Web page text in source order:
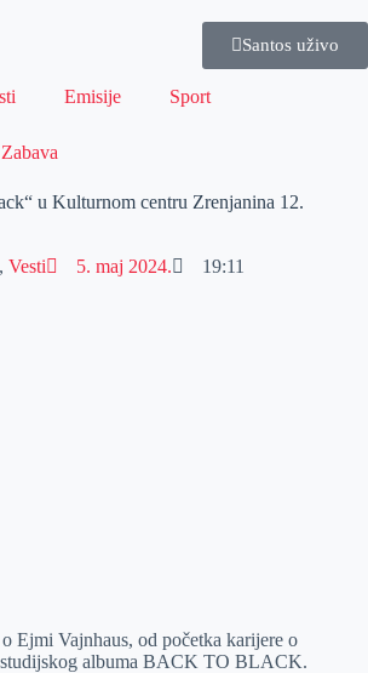
Santos uživo
Emisije Sport
Zabava
u Kulturnom centru Zrenjanina 12.
, Vesti 5. maj 2024. 19:11
Ejmi Vajnhaus, od početka karijere o
albuma BACK TO BLACK.